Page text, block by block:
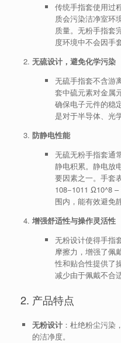
传统手指套使用过
质会污染洁净室环
质量。无粉手指套
度环境中不会因手
无硫设计，避免化学污染
无硫手指套不含游
套中硫元素对金属
确保电子元件的稳
是对于半导体、光
防静电性能
无硫无粉手指套通
静电积累。静电放
要因素之一。手套
108−1011 Ω10^8
围内，能有效避免
增强舒适性与操作灵活性
无粉设计使得手指
摩擦力，增强了佩
性和贴合性提供了
减少由于佩戴不合
2. 产品特点
无粉设计：杜绝粉尘污染
的洁净度。